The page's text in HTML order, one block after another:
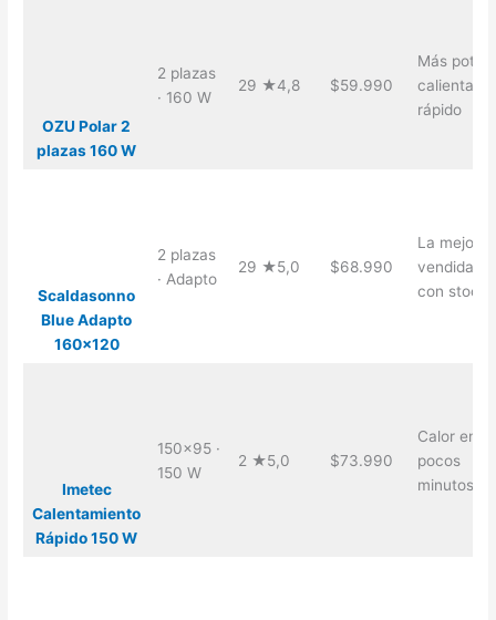
OZU Polar 2
plazas 160 W
2 plazas
· 160 W
29 ★4,8 $59.990
Más
calienta
rápido
Scaldasonno
Blue Adapto
160×120
2 plazas
· Adapto
29 ★5,0 $68.990
La mejor,
vendida y
con stock
Imetec
Calentamiento
Rápido 150 W
150×95 ·
150 W
2 ★5,0 $73.990
Calor en
pocos
minutos